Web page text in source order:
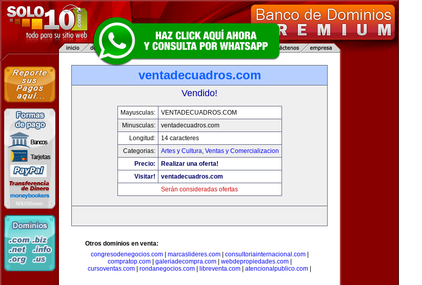
ventadecuadros.com
Vendido!
Mayusculas:
VENTADECUADROS.COM
Minusculas:
ventadecuadros.com
Longitud:
14 caracteres
Categorias:
Artes y Cultura, Ventas y Comercializacion
Precio:
Realizar una oferta!
Visitar!
ventadecuadros.com
Serán consideradas ofertas
Otros dominios en venta:
congresodenegocios.com| marcaslideres.com| consultoriainternacional.com|
compratop.com| galeriadecompra.com| webdepropiedades.com|
cursoventas.com
rondanegocios.com libreventa.com atencionalpublico.com